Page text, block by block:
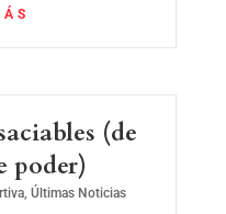
(de
poder)
,Últimas Noticias